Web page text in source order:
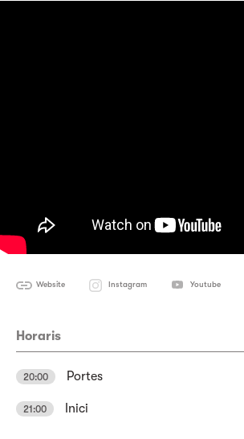
Website Instagram Youtube
Horaris
20:00 Portes
21:00 Inici